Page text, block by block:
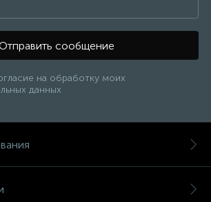
сообщение
на обработку моих
данных